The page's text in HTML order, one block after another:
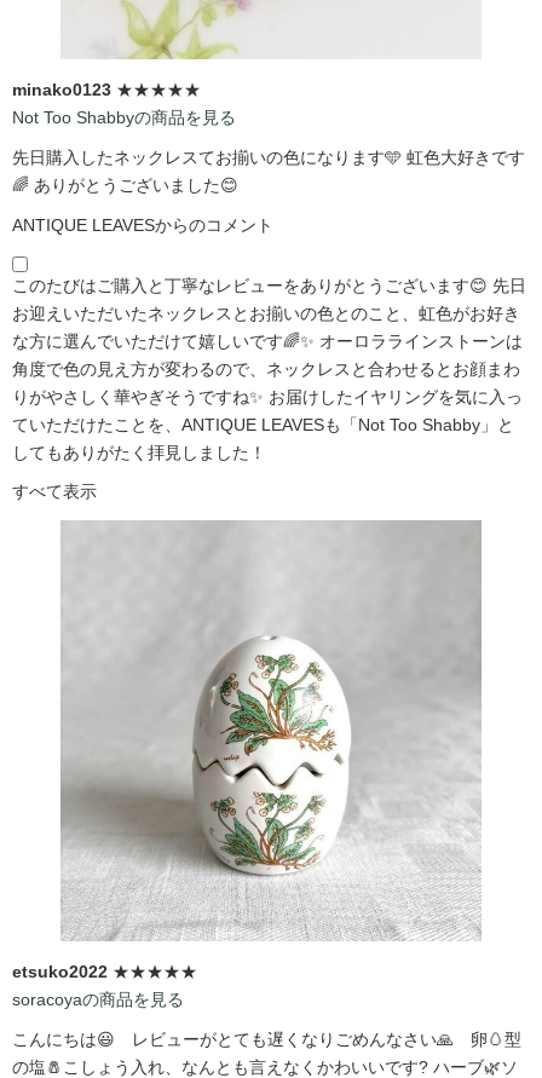
minako0123 ★★★★★
Not Too Shabbyの商品を見る
先日購入したネックレスてお揃いの色になります🩵 虹色大好きです
🌈 ありがとうございました😊
ANTIQUE LEAVESからのコメント
このたびはご購入と丁寧なレビューをありがとうございます😊 先日
お迎えいただいたネックレスとお揃いの色とのこと、虹色がお好き
な方に選んでいただけて嬉しいです🌈✨ オーロララインストーンは
角度で色の見え方が変わるので、ネックレスと合わせるとお顔まわ
りがやさしく華やぎそうですね✨ お届けしたイヤリングを気に入っ
ていただけたことを、ANTIQUE LEAVESも「Not Too Shabby」と
してもありがたく拝見しました！
すべて表示
etsuko2022 ★★★★★
soracoyaの商品を見る
こんにちは😃 レビューがとても遅くなりごめんなさい🙏 卵🥚型
の塩🧂こしょう入れ、なんとも言えなくかわいいです?️ ハーブ🌿ソ